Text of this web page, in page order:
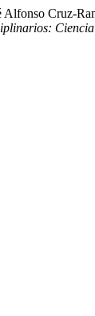
Cruz-